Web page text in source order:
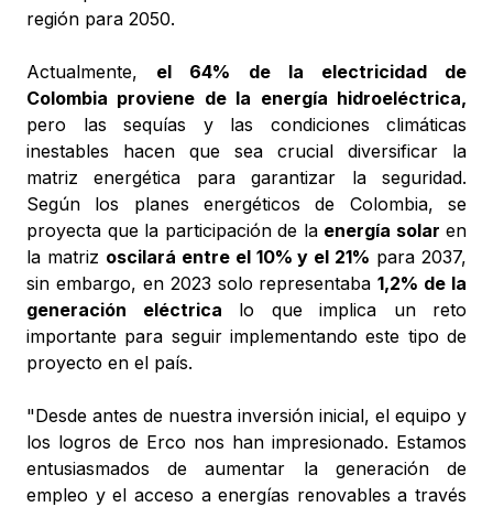
región para 2050.
Actualmente, el 64% de la electricidad de
Colombia proviene de la energía hidroeléctrica,
pero las sequías y las condiciones climáticas
inestables hacen que sea crucial diversificar la
matriz energética para garantizar la seguridad.
Según los planes energéticos de Colombia, se
proyecta que la participación de la energía solar en
la matriz oscilará entre el 10% y el 21% para 2037,
sin embargo, en 2023 solo representaba1,2% de la
generación eléctrica lo que implica un reto
importante para seguir implementando este tipo de
proyecto en el país.
"Desde antes de nuestra inversión inicial, el equipo y
los logros de Erco nos han impresionado. Estamos
entusiasmados de aumentar la generación de
empleo y el acceso a energías renovables a través